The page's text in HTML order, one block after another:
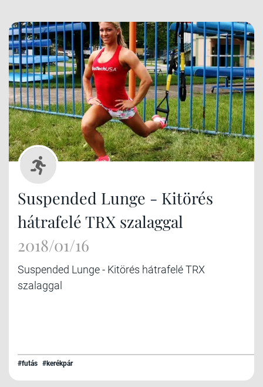
Suspended Lunge - Kitörés
hátrafelé TRX szalaggal
2018/01/16
Suspended Lunge - Kitörés hátrafelé TRX
szalaggal
#futás #kerékpár